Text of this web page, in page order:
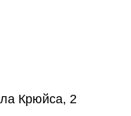
Крюйса, 2